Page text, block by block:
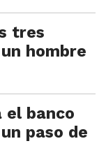
tres
hombre
el banco
paso de